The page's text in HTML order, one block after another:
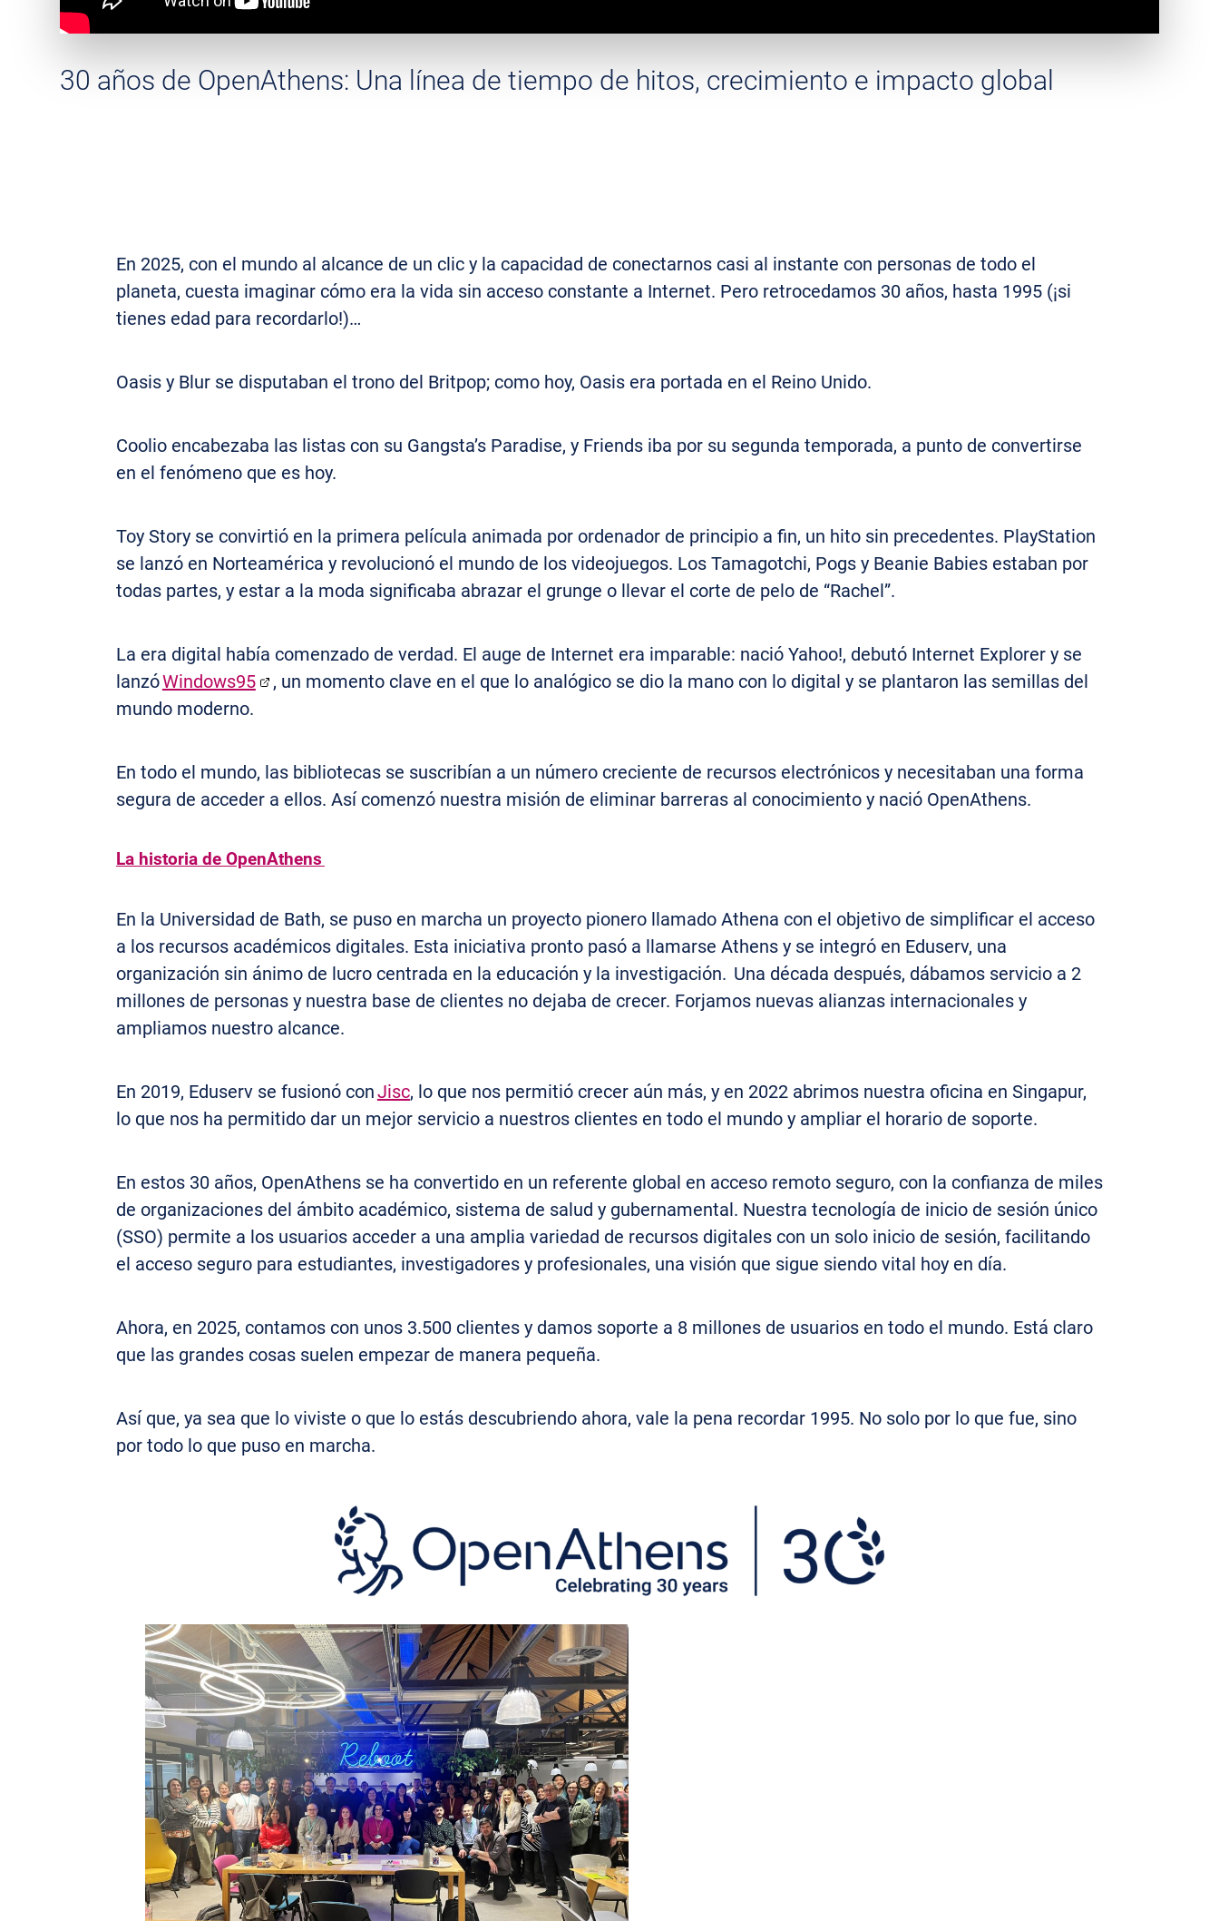
30 años de OpenAthens: Una línea de tiempo de hitos, crecimiento e impacto global
En 2025, con el mundo al alcance de un clic y la capacidad de conectarnos casi al instante con personas de todo el
planeta, cuesta imaginar cómo era la vida sin acceso constante a Internet. Pero retrocedamos 30 años, hasta 1995 (¡si
tienes edad para recordarlo!)…
Oasis y Blur se disputaban el trono del Britpop; como hoy, Oasis era portada en el Reino Unido.
Coolio encabezaba las listas con su Gangsta’s Paradise, y Friends iba por su segunda temporada, a punto de convertirse
en el fenómeno que es hoy.
Toy Story se convirtió en la primera película animada por ordenador de principio a fin, un hito sin precedentes. PlayStation
se lanzó en Norteamérica y revolucionó el mundo de los videojuegos. Los Tamagotchi, Pogs y Beanie Babies estaban por
todas partes, y estar a la moda significaba abrazar el grunge o llevar el corte de pelo de “Rachel”.
La era digital había comenzado de verdad. El auge de Internet era imparable: nació Yahoo!, debutó Internet Explorer y se
lanzóWindows95
, un momento clave en el que lo analógico se dio la mano con lo digital y se plantaron las semillas del
mundo moderno.
En todo el mundo, las bibliotecas se suscribían a un número creciente de recursos electrónicos y necesitaban una forma
segura de acceder a ellos. Así comenzó nuestra misión de eliminar barreras al conocimiento y nació OpenAthens.
La historia de OpenAthens
En la Universidad de Bath, se puso en marcha un proyecto pionero llamado Athena con el objetivo de simplificar el acceso
a los recursos académicos digitales. Esta iniciativa pronto pasó a llamarse Athens y se integró en Eduserv, una
organización sin ánimo de lucro centrada en la educación y la investigación. Una década después, dábamos servicio a 2
millones de personas y nuestra base de clientes no dejaba de crecer. Forjamos nuevas alianzas internacionales y
ampliamos nuestro alcance.
En 2019, Eduserv se fusionó conJisc, lo que nos permitió crecer aún más, y en 2022 abrimos nuestra oficina en Singapur,
lo que nos ha permitido dar un mejor servicio a nuestros clientes en todo el mundo y ampliar el horario de soporte.
En estos 30 años, OpenAthens se ha convertido en un referente global en acceso remoto seguro, con la confianza de miles
de organizaciones del ámbito académico, sistema de salud y gubernamental. Nuestra tecnología de inicio de sesión único
(SSO) permite a los usuarios acceder a una amplia variedad de recursos digitales con un solo inicio de sesión, facilitando
el acceso seguro para estudiantes, investigadores y profesionales, una visión que sigue siendo vital hoy en día.
Ahora, en 2025, contamos con unos 3.500 clientes y damos soporte a 8 millones de usuarios en todo el mundo. Está claro
que las grandes cosas suelen empezar de manera pequeña.
Así que, ya sea que lo viviste o que lo estás descubriendo ahora, vale la pena recordar 1995. No solo por lo que fue, sino
por todo lo que puso en marcha.